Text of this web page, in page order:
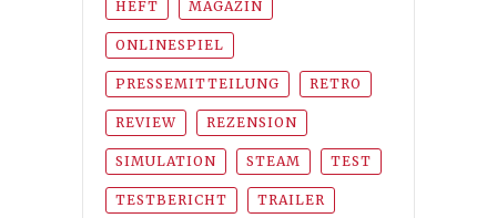
HEFT MAGAZIN
ONLINESPIEL
PRESSEMITTEILUNG RETRO
REVIEW REZENSION
SIMULATION STEAM TEST
TESTBERICHT TRAILER